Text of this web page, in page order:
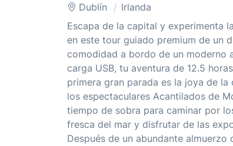
Dublín
Irlanda
Escapa de la capital y experimenta
en este tour guiado premium de un
comodidad a bordo de un moderno
carga USB, tu aventura de 12.5
primera gran parada es la joya de
los espectaculares Acantilados de
tiempo de sobra para caminar por
fresca del mar y disfrutar de las
Después de un abundante